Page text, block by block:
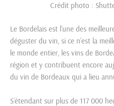
Crédit photo :
Le Bordelais est l’une des
déguster du vin, si ce n’est la
le monde entier, les vins de
région et y contribuent encore
du vin de Bordeaux qui a lieu
S’étendant sur plus de 117 000